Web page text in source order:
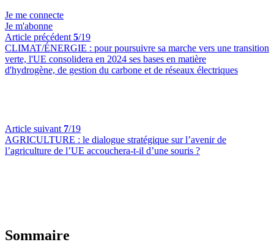
Je me connecte
Je m'abonne
Article précédent 5/19
CLIMAT/ÉNERGIE : pour poursuivre sa marche vers une transition
verte, l'UE consolidera en 2024 ses bases en matière
d'hydrogène, de gestion du carbone et de réseaux électriques
Article suivant 7/19
AGRICULTURE : le dialogue stratégique sur l’avenir de
l’agriculture de l’UE accouchera-t-il d’une souris ?
Sommaire